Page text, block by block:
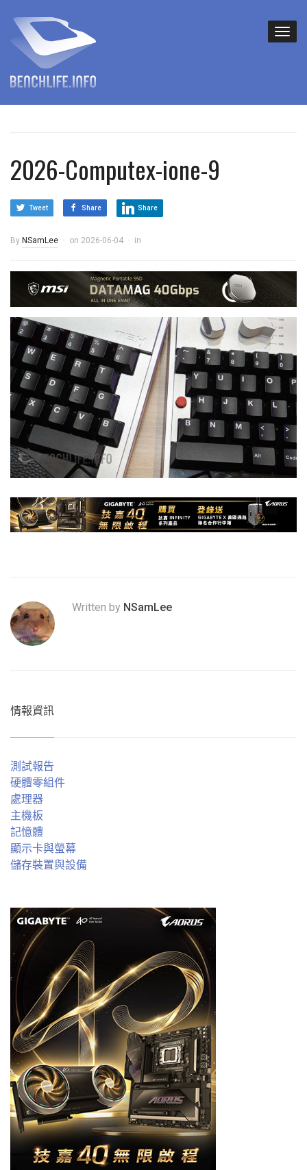
2026-Computex-ione-9
Tweet Share Share
By NSamLee on 2026-06-04 in
Written by NSamLee
情報資訊
測試報告
硬體零組件
處理器
主機板
記憶體
顯示卡與螢幕
儲存裝置與設備